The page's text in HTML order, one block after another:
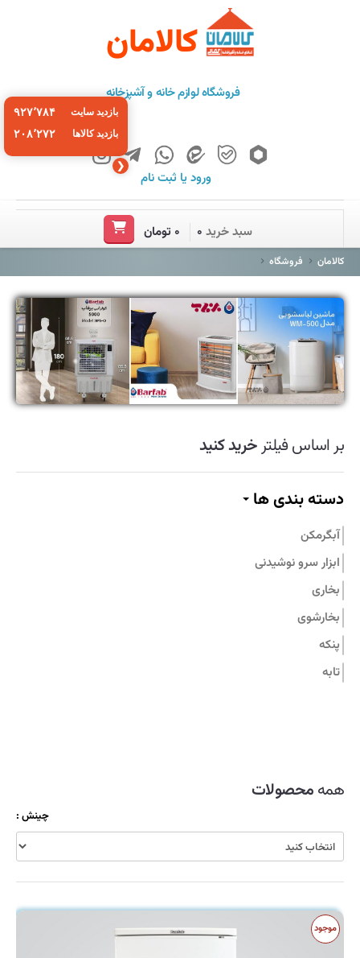
کالامان
فروشگاه لوازم خانه و آشپزخانه
ورودیا ثبت نام
فروشگاه
باشگاه مشتریان
درباره ما
تماس با ما
سبد خرید ۰ ۰ تومان
کالامان فروشگاه
بر اساس فیلترخرید کنید
دسته بندی ها
آبگرمکن
ابزار سرو نوشیدنی
بخاری
بخارشوی
پنکه
تابه
سماور
ظروف نگهدارنده
قابلمه
کولر
کارواش
همهمحصولات
چینش :
موجود
❮
بازدید سایت ۹۲۷٬۷۸۴
بازدید کالاها ۲۰۸٬۲۷۲